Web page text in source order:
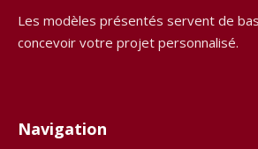
Les modèles présentés servent de
concevoir votre projet personnalisé.
Navigation